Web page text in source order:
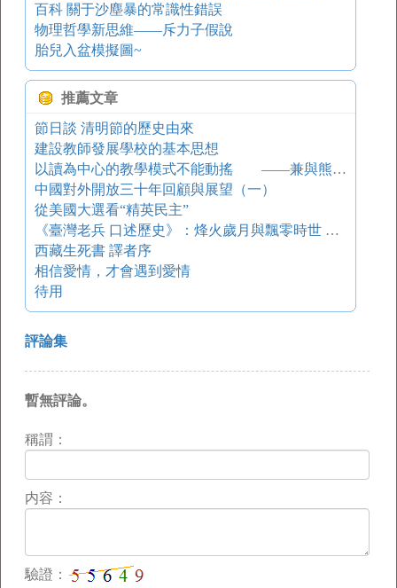
百科 關于沙塵暴的常識性錯誤
物理哲學新思維——斥力子假說
胎兒入盆模擬圖~
推薦文章
節日談 清明節的歷史由來
建設教師發展學校的基本思想
以讀為中心的教學模式不能動搖 ——兼與熊開明老師商榷
中國對外開放三十年回顧與展望（一）
從美國大選看“精英民主”
《臺灣老兵 口述歷史》：烽火歲月與飄零時世 開卷八分鐘
西藏生死書 譯者序
相信愛情，才會遇到愛情
待用
評論集
暫無評論。
稱謂：
内容：
驗證：